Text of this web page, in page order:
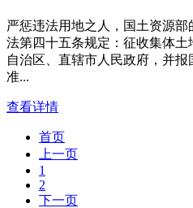
严惩违法用地之人，国土资源
法第四十五条规定：征收集体土
自治区、直辖市人民政府，并
准...
查看详情
首页
上一页
1
2
下一页